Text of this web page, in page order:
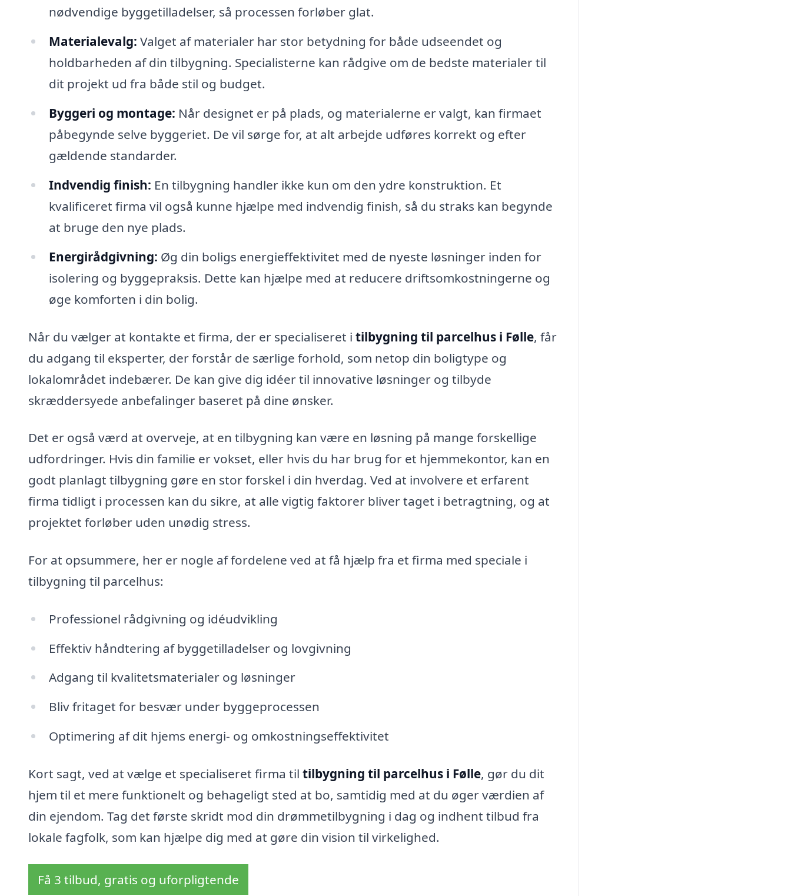
nødvendige byggetilladelser, så processen forløber glat.
Materialevalg: Valget af materialer har stor betydning for både udseendet og
holdbarheden af din tilbygning. Specialisterne kan rådgive om de bedste materialer til
dit projekt ud fra både stil og budget.
Byggeri og montage: Når designet er på plads, og materialerne er valgt, kan firmaet
påbegynde selve byggeriet. De vil sørge for, at alt arbejde udføres korrekt og efter
gældende standarder.
Indvendig finish: En tilbygning handler ikke kun om den ydre konstruktion. Et
kvalificeret firma vil også kunne hjælpe med indvendig finish, så du straks kan begynde
at bruge den nye plads.
Energirådgivning: Øg din boligs energieffektivitet med de nyeste løsninger inden for
isolering og byggepraksis. Dette kan hjælpe med at reducere driftsomkostningerne og
øge komforten i din bolig.
Når du vælger at kontakte et firma, der er specialiseret i tilbygning til parcelhus i Følle, får
du adgang til eksperter, der forstår de særlige forhold, som netop din boligtype og
lokalområdet indebærer. De kan give dig idéer til innovative løsninger og tilbyde
skræddersyede anbefalinger baseret på dine ønsker.
Det er også værd at overveje, at en tilbygning kan være en løsning på mange forskellige
udfordringer. Hvis din familie er vokset, eller hvis du har brug for et hjemmekontor, kan en
godt planlagt tilbygning gøre en stor forskel i din hverdag. Ved at involvere et erfarent
firma tidligt i processen kan du sikre, at alle vigtig faktorer bliver taget i betragtning, og at
projektet forløber uden unødig stress.
For at opsummere, her er nogle af fordelene ved at få hjælp fra et firma med speciale i
tilbygning til parcelhus:
Professionel rådgivning og idéudvikling
Effektiv håndtering af byggetilladelser og lovgivning
Adgang til kvalitetsmaterialer og løsninger
Bliv fritaget for besvær under byggeprocessen
Optimering af dit hjems energi- og omkostningseffektivitet
Kort sagt, ved at vælge et specialiseret firma til tilbygning til parcelhus i Følle, gør du dit
hjem til et mere funktionelt og behageligt sted at bo, samtidig med at du øger værdien af
din ejendom. Tag det første skridt mod din drømmetilbygning i dag og indhent tilbud fra
lokale fagfolk, som kan hjælpe dig med at gøre din vision til virkelighed.
Få 3 tilbud, gratis og uforpligtende